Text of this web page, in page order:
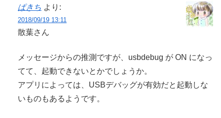
ぱきち より:
2018/09/19 13:11
散葉さん
メッセージからの推測ですが、usbdebug が ON になっ
てて、起動できないとかでしょうか。
アプリによっては、USBデバッグが有効だと起動しな
いものもあるようです。